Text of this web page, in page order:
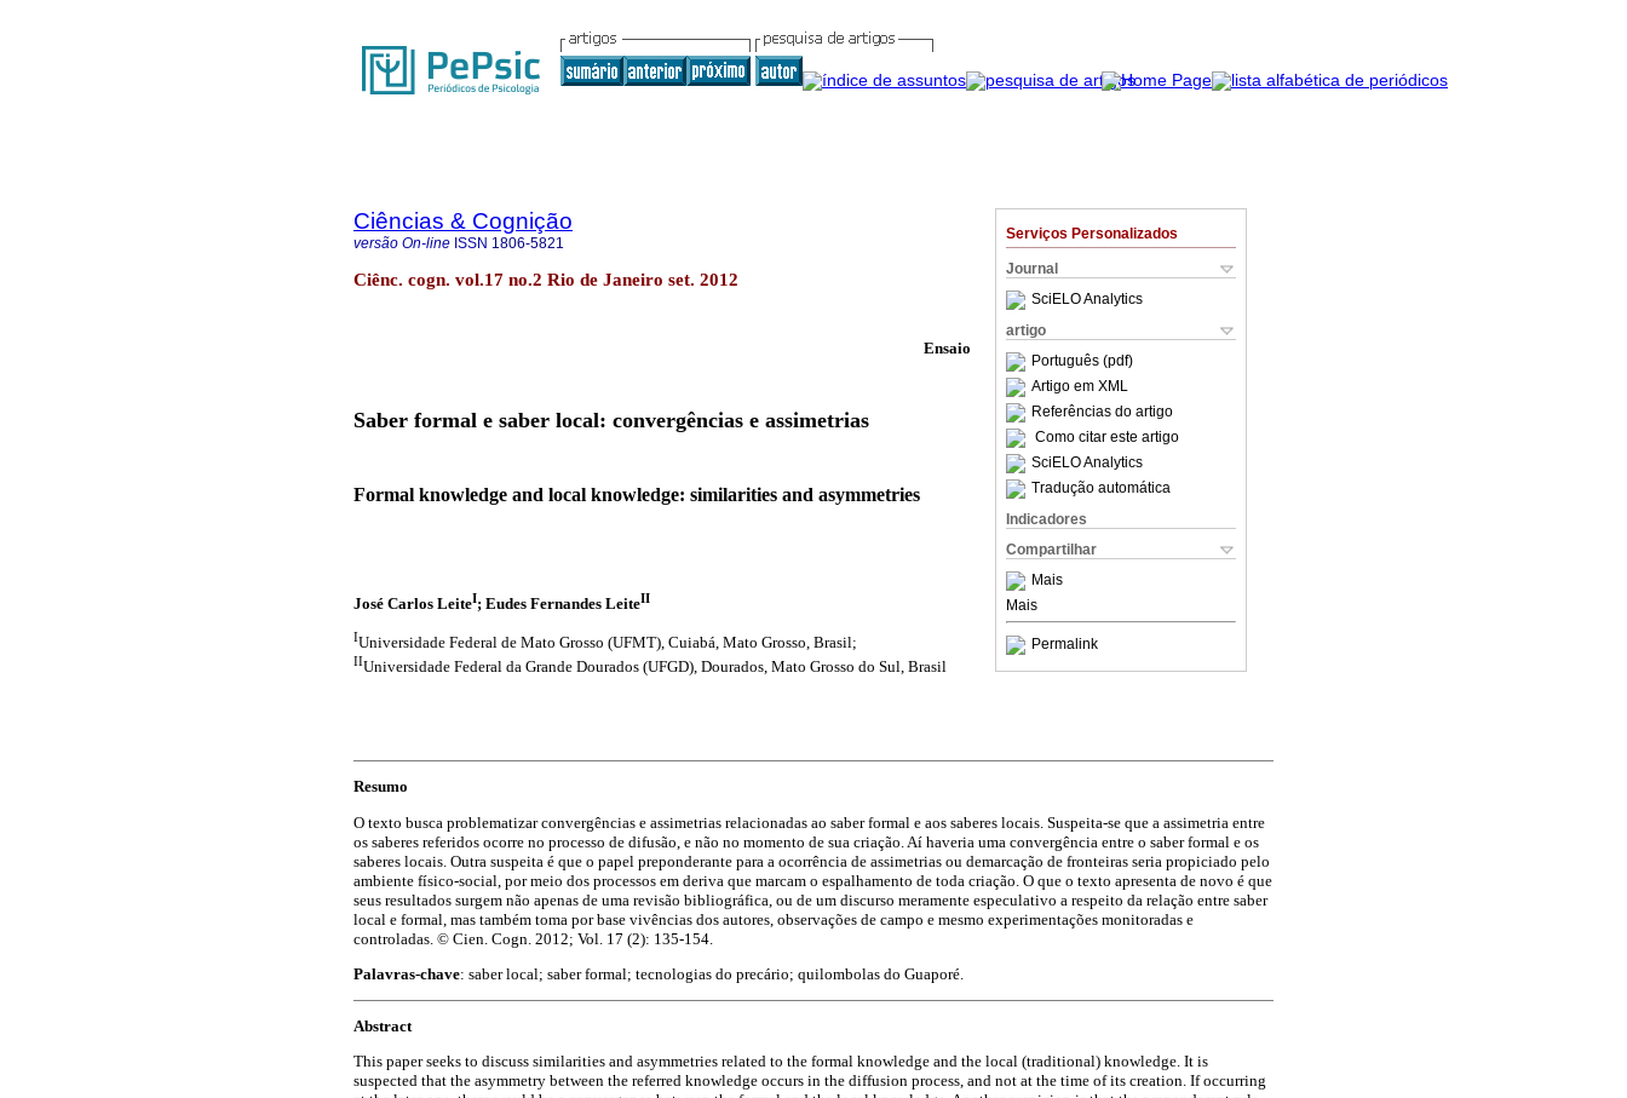
Serviços Personalizados
Journal
SciELO Analytics
artigo
Português (pdf)
Artigo em XML
Referências do artigo
Como citar este artigo
SciELO Analytics
Tradução automática
Indicadores
Compartilhar
Mais
Mais
Permalink
Ciências & Cognição
versão On-line ISSN 1806-5821
Ciênc. cogn. vol.17 no.2 Rio de Janeiro set. 2012
Ensaio
Saber formal e saber local: convergências e assimetrias
Formal knowledge and local knowledge: similarities and asymmetries
José Carlos LeiteI; Eudes Fernandes LeiteII
IUniversidade Federal de Mato Grosso (UFMT), Cuiabá, Mato Grosso, Brasil;
IIUniversidade Federal da Grande Dourados (UFGD), Dourados, Mato Grosso do Sul, Brasil
Resumo
O texto busca problematizar convergências e assimetrias relacionadas ao saber formal e aos saberes locais. Suspeita-se que a assimetria entre
os saberes referidos ocorre no processo de difusão, e não no momento de sua criação. Aí haveria uma convergência entre o saber formal e os
saberes locais. Outra suspeita é que o papel preponderante para a ocorrência de assimetrias ou demarcação de fronteiras seria propiciado pelo
ambiente físico-social, por meio dos processos em deriva que marcam o espalhamento de toda criação. O que o texto apresenta de novo é que
seus resultados surgem não apenas de uma revisão bibliográfica, ou de um discurso meramente especulativo a respeito da relação entre saber
local e formal, mas também toma por base vivências dos autores, observações de campo e mesmo experimentações monitoradas e
controladas. © Cien. Cogn. 2012; Vol. 17 (2): 135-154.
Palavras-chave: saber local; saber formal; tecnologias do precário; quilombolas do Guaporé.
Abstract
This paper seeks to discuss similarities and asymmetries related to the formal knowledge and the local (traditional) knowledge. It is
suspected that the asymmetry between the referred knowledge occurs in the diffusion process, and not at the time of its creation. If occurring